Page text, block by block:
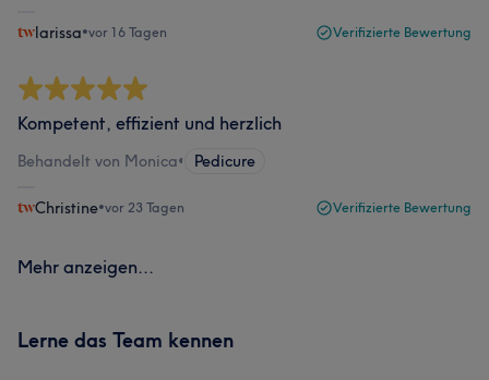
larissa•vor 16 Tagen Verifizierte Bewertung
Kompetent, effizient und herzlich
Behandelt von Monica• Pedicure
Christine•vor 23 Tagen Verifizierte Bewertung
Mehr anzeigen...
Lerne das Team kennen